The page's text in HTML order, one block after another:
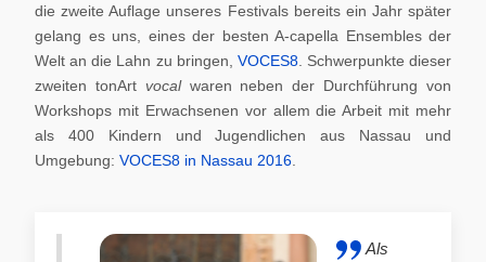
die zweite Auflage unseres Festivals bereits ein Jahr später
gelang es uns, eines der besten A-capella Ensembles der
Welt an die Lahn zu bringen, VOCES8. Schwerpunkte dieser
zweiten tonArt vocalwaren neben der Durchführung von
Workshops mit Erwachsenen vor allem die Arbeit mit mehr
als 400 Kindern und Jugendlichen aus Nassau und
Umgebung: VOCES8 in Nassau 2016
Als